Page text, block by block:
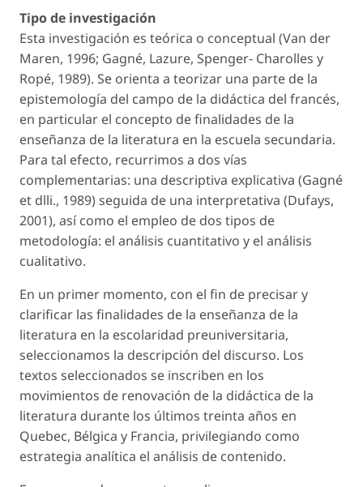
Tipo de investigación
Esta investigación es teórica o conceptual (Van der
Maren, 1996; Gagné, Lazure, Spenger- Charolles y
Ropé, 1989). Se orienta a teorizar una parte de la
epistemología del campo de la didáctica del francés,
en particular el concepto de finalidades de la
enseñanza de la literatura en la escuela secundaria.
Para tal efecto, recurrimos a dos vías
complementarias: una descriptiva explicativa (Gagné
et dlli., 1989) seguida de una interpretativa (Dufays,
2001), así como el empleo de dos tipos de
metodología: el análisis cuantitativo y el análisis
cualitativo.
En un primer momento, con el fin de precisar y
clarificar las finalidades de la enseñanza de la
literatura en la escolaridad preuniversitaria,
seleccionamos la descripción del discurso. Los
textos seleccionados se inscriben en los
movimientos de renovación de la didáctica de la
literatura durante los últimos treinta años en
Quebec, Bélgica y Francia, privilegiando como
estrategia analítica el análisis de contenido.